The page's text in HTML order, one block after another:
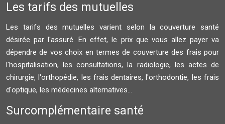
Les tarifs des mutuelles
Les tarifs des mutuelles varient selon la couverture santé
désirée par l'assuré. En effet, le prix que vous allez payer va
dépendre de vos choix en termes de couverture des frais pour
l'hospitalisation, les consultations, la radiologie, les actes de
chirurgie, l'orthopédie, les frais dentaires, l'orthodontie, les frais
d'optique, les médecines alternatives...
Surcomplémentaire santé